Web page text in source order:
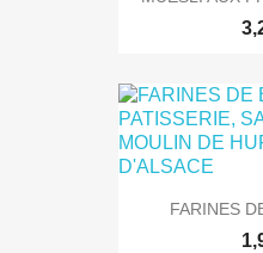
FARINES